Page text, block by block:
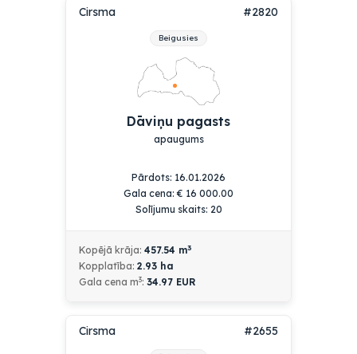
Cirsma #2820
Beigusies
Dāviņu pagasts
apaugums
Pārdots: 16.01.2026
Gala cena:€ 16 000.00
Solījumu skaits: 20
Kopējā krāja: 457.54 m3
Kopplatība: 2.93 ha
Gala cena m3: 34.97 EUR
Cirsma #2655